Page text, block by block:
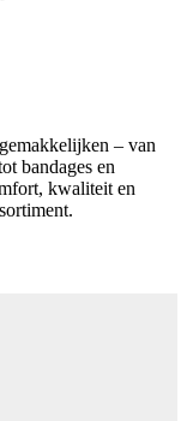
– van
bandages en
kwaliteit en